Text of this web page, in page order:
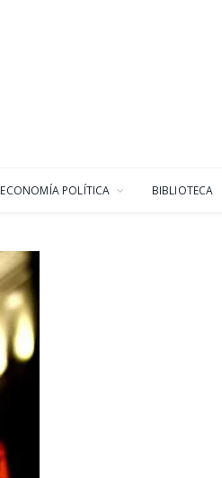
ECONOMÍA POLÍTICA BIBLIOTECA